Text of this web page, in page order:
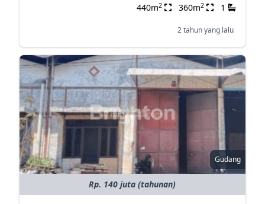
440m2 360m2 1
2 tahun yang lalu
Gudang
Rp. 140 juta (tahunan)